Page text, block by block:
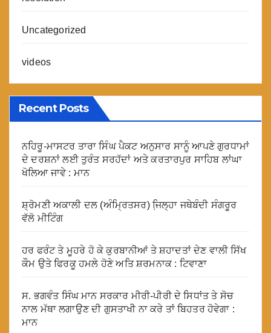
Uncategorized
videos
Recent Posts
ਨਹਿਰੂ-ਮਾਸਟਰ ਤਾਰਾ ਸਿੰਘ ਪੈਕਟ ਅਨੁਸਾਰ ਸਾਨੂੰ ਆਪਣੇ ਗੁਰਧਾਮਾਂ
ਦੇ ਦਰਸ਼ਨਾਂ ਲਈ ਤੁਰੰਤ ਸਰਹੱਦਾਂ ਅਤੇ ਕਰਤਾਰਪੁਰ ਸਾਹਿਬ ਲਾਂਘਾ
ਖੋਲਿਆ ਜਾਵੇ : ਮਾਨ
ਸ਼੍ਰੋਮਣੀ ਅਕਾਲੀ ਦਲ (ਅੰਮ੍ਰਿਤਸਰ) ਜਿ਼ਲ੍ਹਾ ਜਥੇਬੰਦੀ ਸੰਗਰੂਰ
ਵੱਲੋ ਮੀਟਿੰਗ
ਹਰ ਫਰੰਟ ਤੇ ਮੂਹਰੇ ਹੋ ਕੇ ਕੁਰਬਾਨੀਆਂ ਤੇ ਸ਼ਹਾਦਤਾਂ ਦੇਣ ਵਾਲੀ ਸਿੱਖ
ਕੌਮ ਉਤੇ ਫਿਰਕੂ ਹਮਲੇ ਹੋਣੇ ਅਤਿ ਸ਼ਰਮਨਾਕ : ਟਿਵਾਣਾ
ਸ. ਭਗਵੰਤ ਸਿੰਘ ਮਾਨ ਸਰਕਾਰ ਮੀਰੀ-ਪੀਰੀ ਦੇ ਸਿਧਾਂਤ ਤੇ ਸੋਚ
ਨਾਲ ਮੱਥਾ ਲਗਾਉਣ ਦੀ ਗੁਸਤਾਖੀ ਨਾ ਕਰੇ ਤਾਂ ਬਿਹਤਰ ਹੋਵੇਗਾ :
ਮਾਨ